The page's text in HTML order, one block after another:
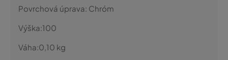
Povrchová úprava: Chróm
Výška:100
Váha:0,10 kg